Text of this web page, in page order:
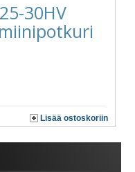
30HV
Lisää ostoskoriin